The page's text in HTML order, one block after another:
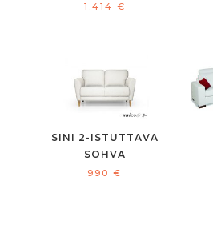
1.414 €
SINI 2-ISTUTTAVA
SOHVA
990€